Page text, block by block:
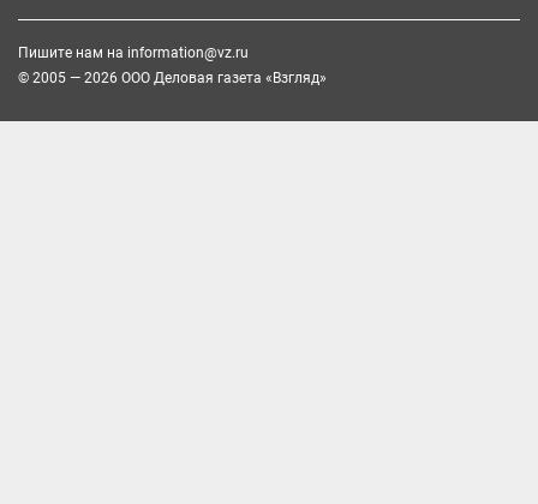
Пишите нам на information@vz.ru
© 2005 — 2026 ООО Деловая газета «Взгляд»